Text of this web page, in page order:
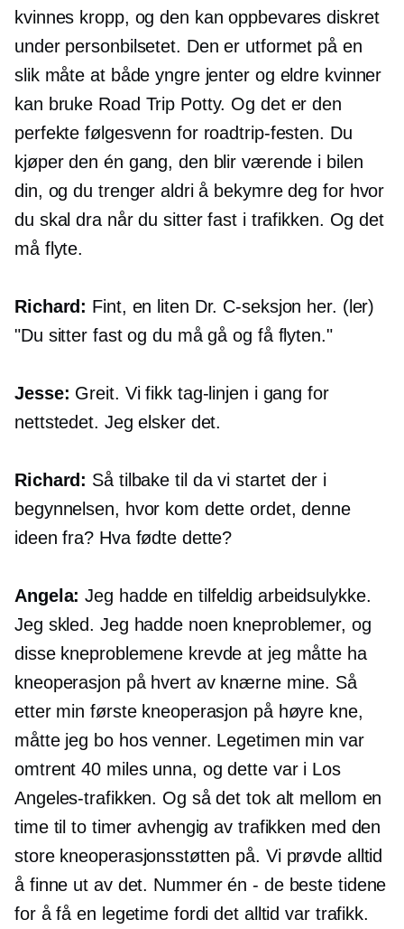
kvinnes kropp, og den kan oppbevares diskret
under personbilsetet. Den er utformet på en
slik måte at både yngre jenter og eldre kvinner
kan bruke Road Trip Potty. Og det er den
perfekte følgesvenn for roadtrip-festen. Du
kjøper den én gang, den blir værende i bilen
din, og du trenger aldri å bekymre deg for hvor
du skal dra når du sitter fast i trafikken. Og det
må flyte.
Richard: Fint, en liten Dr. C-seksjon her. (ler)
"Du sitter fast og du må gå og få flyten."
Jesse: Greit. Vi fikk tag-linjen i gang for
nettstedet. Jeg elsker det.
Richard: Så tilbake til da vi startet der i
begynnelsen, hvor kom dette ordet, denne
ideen fra? Hva fødte dette?
Angela: Jeg hadde en tilfeldig arbeidsulykke.
Jeg skled. Jeg hadde noen kneproblemer, og
disse kneproblemene krevde at jeg måtte ha
kneoperasjon på hvert av knærne mine. Så
etter min første kneoperasjon på høyre kne,
måtte jeg bo hos venner. Legetimen min var
omtrent 40 miles unna, og dette var i Los
Angeles-trafikken. Og så det tok alt mellom en
time til to timer avhengig av trafikken med den
store kneoperasjonsstøtten på. Vi prøvde alltid
å finne ut av det. Nummer én - de beste tidene
for å få en legetime fordi det alltid var trafikk.